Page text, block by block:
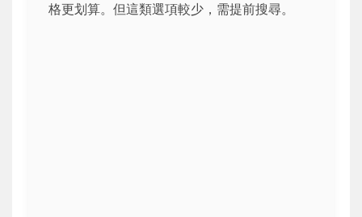
格更划算。但這類選項較少，需提前搜尋。